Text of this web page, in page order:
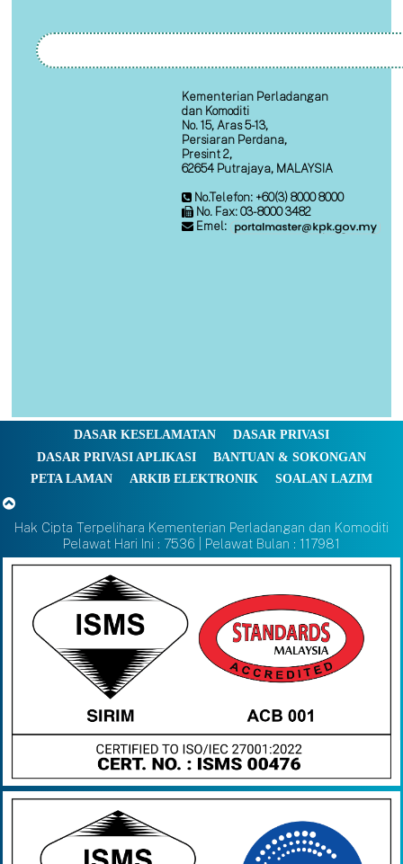
Kementerian Perladangan
dan Komoditi
No. 15, Aras 5-13,
Persiaran Perdana,
Presint 2,
62654 Putrajaya, MALAYSIA
No.Telefon: +60(3) 8000 8000
No. Fax: 03-8000 3482
Emel:
DASAR KESELAMATAN
DASAR PRIVASI
DASAR PRIVASI APLIKASI
BANTUAN & SOKONGAN
PETA LAMAN
ARKIB ELEKTRONIK SOALAN LAZIM
Hak Cipta Terpelihara Kementerian Perladangan dan Komoditi
Pelawat Hari Ini : 7536 | Pelawat Bulan : 117981